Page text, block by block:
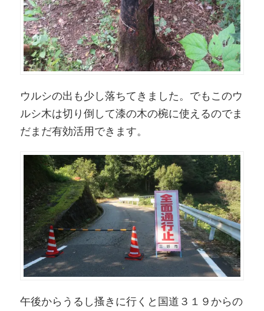
ウルシの出も少し落ちてきました。でもこのウ
ルシ木は切り倒して漆の木の椀に使えるのでま
だまだ有効活用できます。
午後からうるし搔きに行くと国道３１９からの